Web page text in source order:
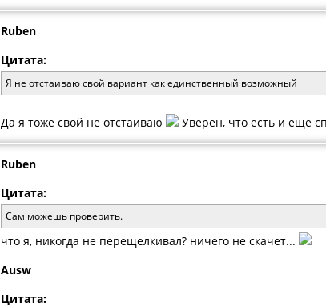
Ruben
Цитата:
Я не отстаиваю свой вариант как единственный возможный
Да я тоже свой не отстаиваю Уверен, что есть и еще
Ruben
Цитата:
Сам можешь проверить.
что я, никогда не перещелкивал? ничего не скачет...
Ausw
Цитата: